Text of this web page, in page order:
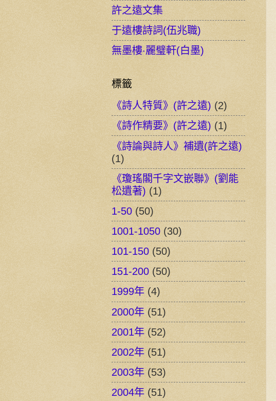
許之遠文集
于遠樓詩詞(伍兆職)
無墨樓‧麗璧軒(白墨)
標籤
《詩人特質》(許之遠) (2)
《詩作精要》(許之遠) (1)
《詩論與詩人》補遺(許之遠)
(1)
《瓊瑤閣千字文嵌聯》(劉能
松遺著) (1)
1-50 (50)
1001-1050 (30)
101-150 (50)
151-200 (50)
1999年 (4)
2000年 (51)
2001年 (52)
2002年 (51)
2003年 (53)
2004年 (51)